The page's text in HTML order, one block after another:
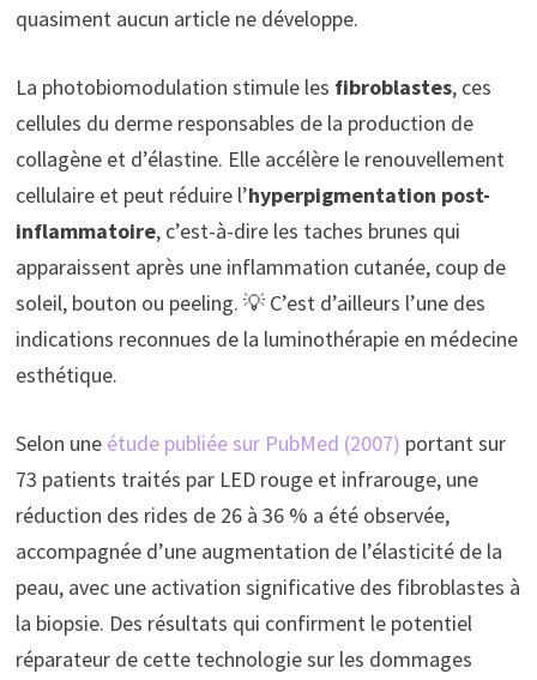
quasiment aucun article ne développe.
La photobiomodulation stimule les fibroblastes, ces
cellules du derme responsables de la production de
collagène et d’élastine. Elle accélère le renouvellement
cellulaire et peut réduire l’hyperpigmentation post-
inflammatoire, c’est-à-dire les taches brunes qui
apparaissent après une inflammation cutanée, coup de
soleil, bouton ou peeling. 💡 C’est d’ailleurs l’une des
indications reconnues de la luminothérapie en médecine
esthétique.
Selon une étude publiée sur PubMed (2007) portant sur
73 patients traités par LED rouge et infrarouge, une
réduction des rides de 26 à 36 % a été observée,
accompagnée d’une augmentation de l’élasticité de la
peau, avec une activation significative des fibroblastes à
la biopsie. Des résultats qui confirment le potentiel
réparateur de cette technologie sur les dommages